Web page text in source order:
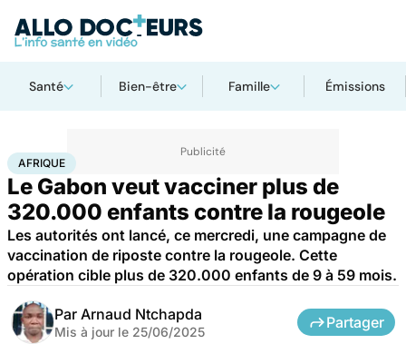
Santé Bien-être Famille Émissions
AccueilSanté Santé publiqueAfrique
AFRIQUE
Le Gabon veut vacciner plus de
320.000 enfants contre la rougeole
Les autorités ont lancé, ce mercredi, une campagne de
vaccination de riposte contre la rougeole. Cette
opération cible plus de 320.000 enfants de 9 à 59 mois.
Par Arnaud Ntchapda
Mis à jour le 25/06/2025
Partager